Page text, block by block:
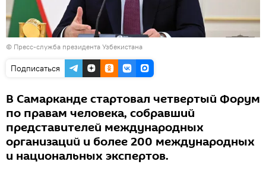
© Пресс-служба президента Узбекистана
Подписаться
В Самарканде стартовал четвертый Форум
по правам человека, собравший
представителей международных
организаций и более 200 международных
и национальных экспертов.